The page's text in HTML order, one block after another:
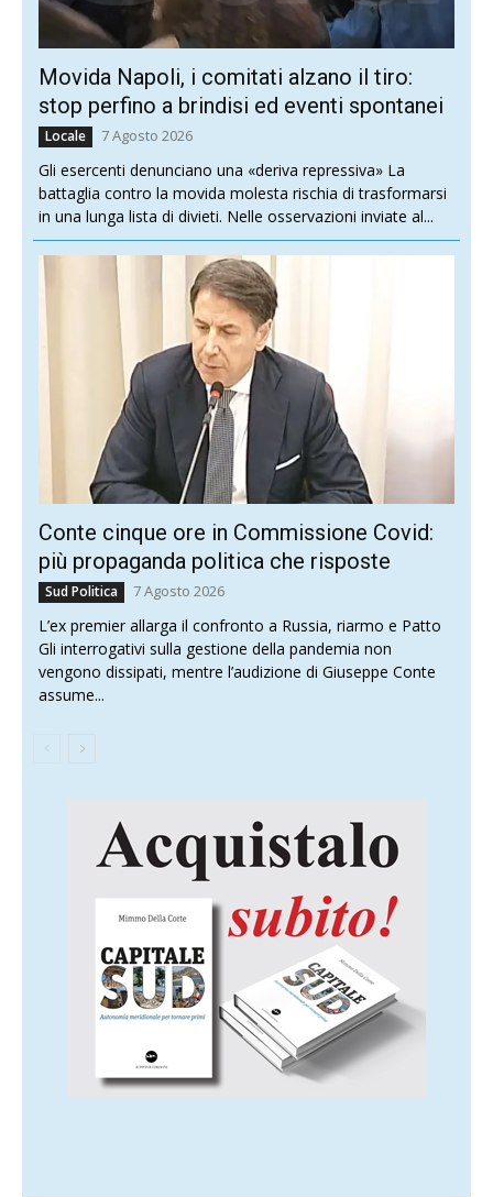
Movida Napoli, i comitati alzano il tiro:
stop perfino a brindisi ed eventi spontanei
Locale 7 Agosto 2026
Gli esercenti denunciano una «deriva repressiva» La
battaglia contro la movida molesta rischia di trasformarsi
in una lunga lista di divieti. Nelle osservazioni inviate al...
Conte cinque ore in Commissione Covid:
più propaganda politica che risposte
Sud Politica 7 Agosto 2026
L’ex premier allarga il confronto a Russia, riarmo e Patto
Gli interrogativi sulla gestione della pandemia non
vengono dissipati, mentre l’audizione di Giuseppe Conte
assume...